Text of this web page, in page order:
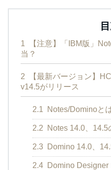
1
【注意】「IBM版」
当？
2
【最新バージョン】
v14.5がリリース
2.1 Notes/Dominoと
2.2 Notes 14.0、14.5
2.3 Domino 14.0、
2.4 Domino